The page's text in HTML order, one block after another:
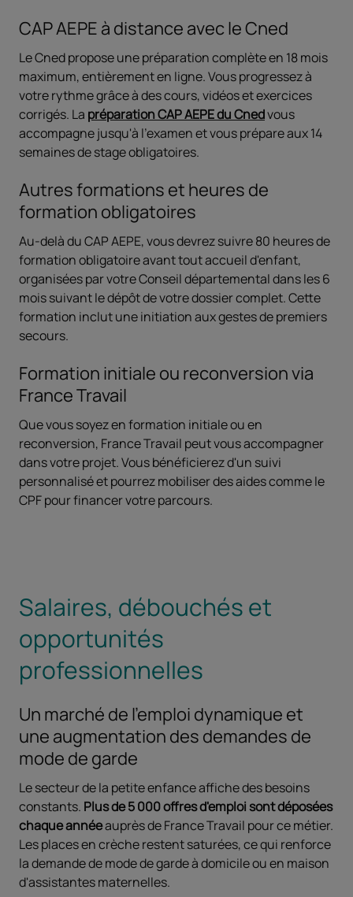
CAP AEPE à distance avec le Cned
Le Cned propose une préparation complète en 18 mois
maximum, entièrement en ligne. Vous progressez à
votre rythme grâce à des cours, vidéos et exercices
corrigés. La préparation CAP AEPE du Cnedvous
accompagne jusqu'à l'examen et vous prépare aux 14
semaines de stage obligatoires.
Autres formations et heures de
formation obligatoires
Au-delà du CAP AEPE, vous devrez suivre 80 heures de
formation obligatoire avant tout accueil d'enfant,
organisées par votre Conseil départemental dans les 6
mois suivant le dépôt de votre dossier complet. Cette
formation inclut une initiation aux gestes de premiers
secours.
Formation initiale ou reconversion via
France Travail
Que vous soyez en formation initiale ou en
reconversion, France Travail peut vous accompagner
dans votre projet. Vous bénéficierez d'un suivi
personnalisé et pourrez mobiliser des aides comme le
CPF pour financer votre parcours.
Salaires, débouchés et
opportunités
professionnelles
Un marché de l'emploi dynamique et
une augmentation des demandes de
mode de garde
Le secteur de la petite enfance affiche des besoins
constants. Plus de 5 000 offres d'emploi sont déposées
chaque annéeauprès de France Travail pour ce métier.
Les places en crèche restent saturées, ce qui renforce
la demande de mode de garde à domicile ou en maison
d'assistantes maternelles.